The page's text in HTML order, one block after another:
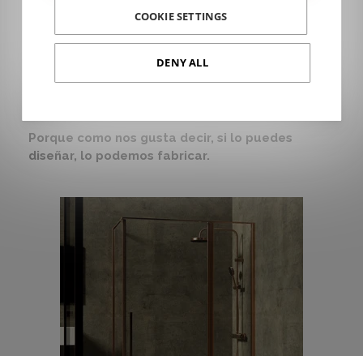
compromiso.
te invito a ver algunos de los proyectos que se han
desarrollado conjuntamente con PROFILTEK.
Porque como nos gusta decir, si lo puedes
diseñar, lo podemos fabricar.
COOKIE SETTINGS
DENY ALL